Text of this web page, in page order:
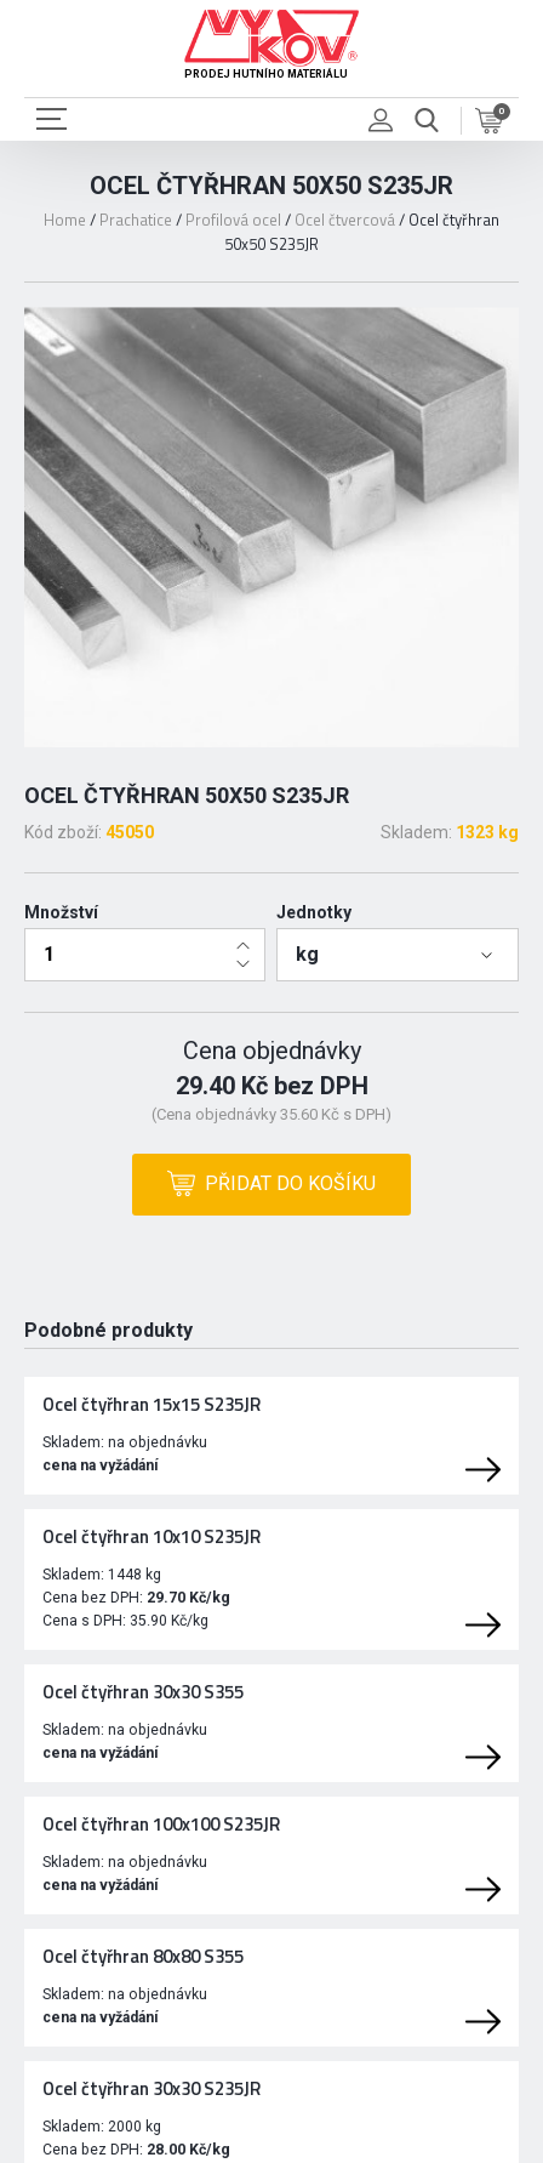
PRODEJ HUTNÍHO MATERIÁLU
0
OCEL ČTYŘHRAN 50X50 S235JR
Home / Prachatice / Profilová ocel / Ocel čtvercová/ Ocel čtyřhran
50x50 S235JR
OCEL ČTYŘHRAN 50X50 S235JR
Kód zboží: 45050 Skladem: 1323 kg
Množství Jednotky
kg
Cena objednávky
29.40 Kč bez DPH
(Cena objednávky 35.60 Kč s DPH)
PŘIDAT DO KOŠÍKU
Podobné produkty
Ocel čtyřhran 15x15 S235JR
Skladem: na objednávku
cena na vyžádání
Ocel čtyřhran 10x10 S235JR
Skladem: 1448 kg
Cena bez DPH: 29.70 Kč/kg
Cena s DPH: 35.90 Kč/kg
Ocel čtyřhran 30x30 S355
Skladem: na objednávku
cena na vyžádání
Ocel čtyřhran 100x100 S235JR
Skladem: na objednávku
cena na vyžádání
Ocel čtyřhran 80x80 S355
Skladem: na objednávku
cena na vyžádání
Ocel čtyřhran 30x30 S235JR
Skladem: 2000 kg
Cena bez DPH: 28.00 Kč/kg